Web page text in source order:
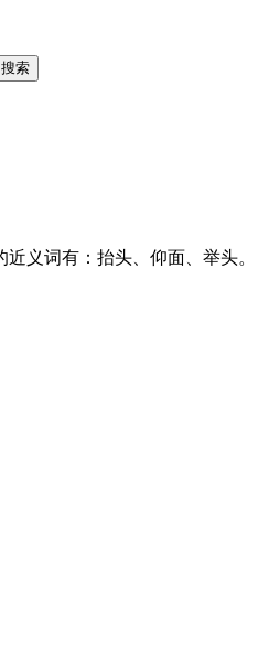
义词有：抬头、仰面、举头。